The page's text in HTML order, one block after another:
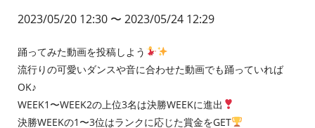
2023/05/20 12:30 〜 2023/05/24 12:29
踊ってみた動画を投稿しよう
流行りの可愛いダンスや音に合わせた動画でも踊っていれば
OK♪
WEEK1〜WEEK2の上位3名は決勝WEEKに進出
決勝WEEKの1〜3位はランクに応じた賞金をGET